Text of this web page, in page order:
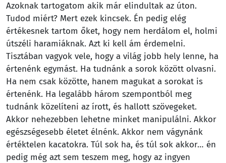
Azoknak tartogatom akik már elindultak az úton.
Tudod miért? Mert ezek kincsek. Én pedig elég
értékesnek tartom őket, hogy nem herdálom el, holmi
útszéli haramiáknak. Azt ki kell ám érdemelni.
Tisztában vagyok vele, hogy a világ jobb hely lenne, ha
értenénk egymást. Ha tudnánk a sorok között olvasni.
Ha nem csak közötte, hanem magukat a sorokat is
értenénk. Ha legalább három szempontból meg
tudnánk közelíteni az írott, és hallott szövegeket.
Akkor nehezebben lehetne minket manipulálni. Akkor
egészségesebb életet élnénk. Akkor nem vágynánk
értéktelen kacatokra. Túl sok ha, és túl sok akkor… én
pedig még azt sem teszem meg, hogy az ingyen